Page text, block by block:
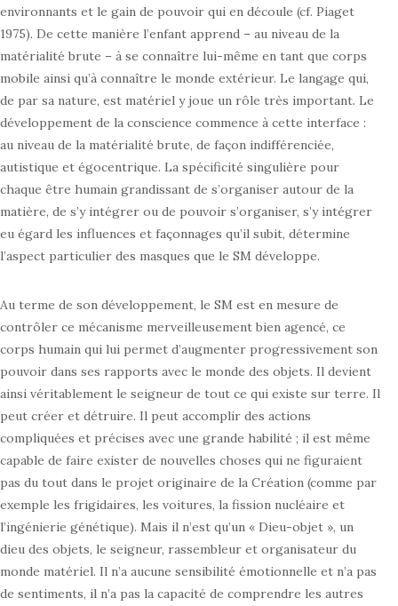
environnants et le gain de pouvoir qui en découle (cf. Piaget
1975). De cette manière l’enfant apprend – au niveau de la
matérialité brute – à se connaître lui-même en tant que corps
mobile ainsi qu’à connaître le monde extérieur. Le langage qui,
de par sa nature, est matériel y joue un rôle très important. Le
développement de la conscience commence à cette interface :
au niveau de la matérialité brute, de façon indifférenciée,
autistique et égocentrique. La spécificité singulière pour
chaque être humain grandissant de s’organiser autour de la
matière, de s’y intégrer ou de pouvoir s’organiser, s’y intégrer
eu égard les influences et façonnages qu’il subit, détermine
l’aspect particulier des masques que le SM développe.
Au terme de son développement, le SM est en mesure de
contrôler ce mécanisme merveilleusement bien agencé, ce
corps humain qui lui permet d’augmenter progressivement son
pouvoir dans ses rapports avec le monde des objets. Il devient
ainsi véritablement le seigneur de tout ce qui existe sur terre. Il
peut créer et détruire. Il peut accomplir des actions
compliquées et précises avec une grande habilité ; il est même
capable de faire exister de nouvelles choses qui ne figuraient
pas du tout dans le projet originaire de la Création (comme par
exemple les frigidaires, les voitures, la fission nucléaire et
l’ingénierie génétique). Mais il n’est qu’un « Dieu-objet », un
dieu des objets, le seigneur, rassembleur et organisateur du
monde matériel. Il n’a aucune sensibilité émotionnelle et n’a pas
de sentiments, il n’a pas la capacité de comprendre les autres